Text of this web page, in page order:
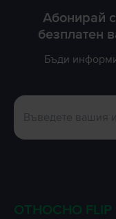
Абонирай
безплатен
Бъди
ОТНОСНО FLIP